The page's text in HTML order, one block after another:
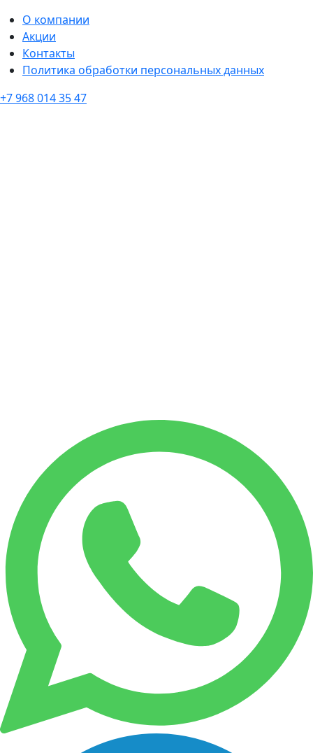
О компании
Акции
Контакты
Политика обработки персональных данных
+7 968 014 35 47